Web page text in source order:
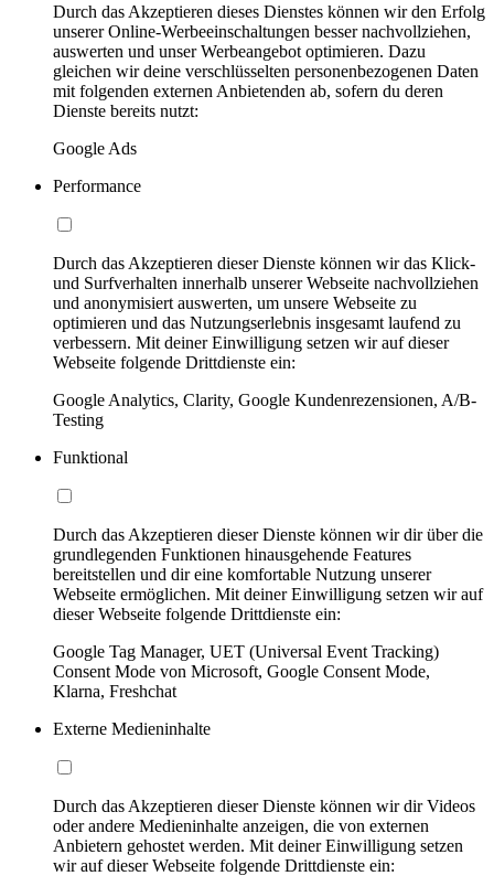
Durch das Akzeptieren dieses Dienstes können wir den Erfolg
unserer Online-Werbeeinschaltungen besser nachvollziehen,
auswerten und unser Werbeangebot optimieren. Dazu
gleichen wir deine verschlüsselten personenbezogenen Daten
mit folgenden externen Anbietenden ab, sofern du deren
Dienste bereits nutzt:
Google Ads
Performance
Durch das Akzeptieren dieser Dienste können wir das Klick-
und Surfverhalten innerhalb unserer Webseite nachvollziehen
und anonymisiert auswerten, um unsere Webseite zu
optimieren und das Nutzungserlebnis insgesamt laufend zu
verbessern. Mit deiner Einwilligung setzen wir auf dieser
Webseite folgende Drittdienste ein:
Google Analytics, Clarity, Google Kundenrezensionen, A/B-
Testing
Funktional
Durch das Akzeptieren dieser Dienste können wir dir über die
grundlegenden Funktionen hinausgehende Features
bereitstellen und dir eine komfortable Nutzung unserer
Webseite ermöglichen. Mit deiner Einwilligung setzen wir auf
dieser Webseite folgende Drittdienste ein:
Google Tag Manager, UET (Universal Event Tracking)
Consent Mode von Microsoft, Google Consent Mode,
Klarna, Freshchat
Externe Medieninhalte
Durch das Akzeptieren dieser Dienste können wir dir Videos
oder andere Medieninhalte anzeigen, die von externen
Anbietern gehostet werden. Mit deiner Einwilligung setzen
wir auf dieser Webseite folgende Drittdienste ein: